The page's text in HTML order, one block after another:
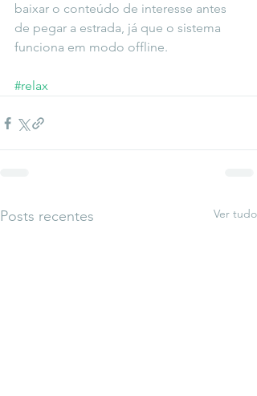
baixar o conteúdo de interesse antes
de pegar a estrada, já que o sistema
funciona em modo offline.
#relax
Posts recentes Ver tudo